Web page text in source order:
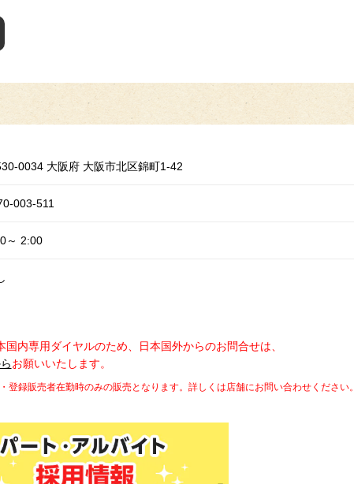
0034 大阪府 大阪市北区錦町1-42
003-511
～ 2:00
内専用ダイヤルのため、日本国外からのお問合せは、
お願いいたします。
登録販売者在勤時のみの販売となります。詳しくは店舗にお問い合わせください